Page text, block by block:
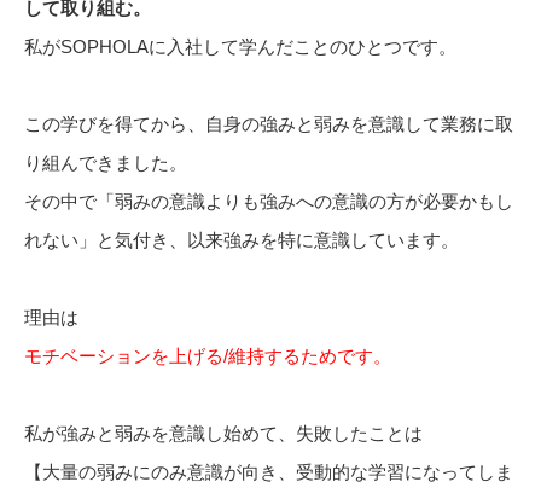
して取り組む。
私がSOPHOLAに入社して学んだことのひとつです。
この学びを得てから、自身の強みと弱みを意識して業務に取
り組んできました。
その中で「弱みの意識よりも強みへの意識の方が必要かもし
れない」と気付き、以来強みを特に意識しています。
理由は
モチベーションを上げる/維持するためです。
私が強みと弱みを意識し始めて、失敗したことは
【大量の弱みにのみ意識が向き、受動的な学習になってしま